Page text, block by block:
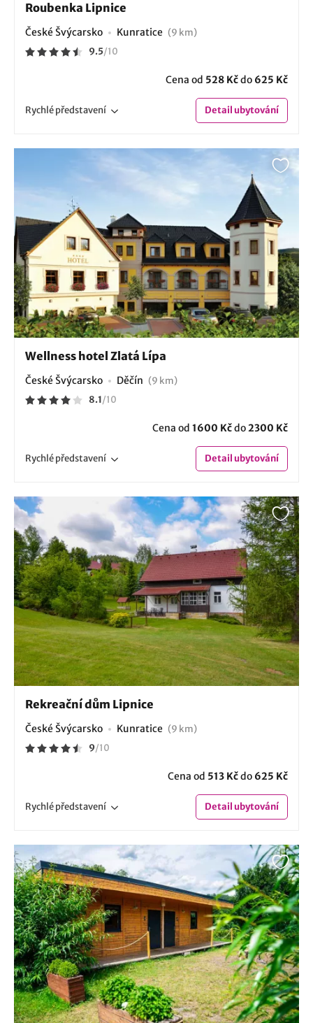
Roubenka Lipnice
České Švýcarsko Kunratice (9 km)
9.5/10
Cena od 528 Kčdo 625 Kč
Rychlépředstavení Detailubytování
Wellness hotel Zlatá Lípa
České Švýcarsko Děčín (9 km)
8.1/10
Cena od 1600 Kčdo2300 Kč
Rychlépředstavení Detailubytování
Rekreační dům Lipnice
České Švýcarsko Kunratice (9 km)
9/10
Cena od 513 Kčdo 625 Kč
Rychlépředstavení Detailubytování